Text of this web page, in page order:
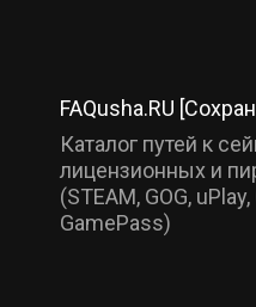
FAQusha.RU
Каталог путей к
лицензионных и
(STEAM, GOG,
GamePass)